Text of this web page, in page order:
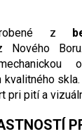
z
Nového
kvalitného skla.
pri pití a